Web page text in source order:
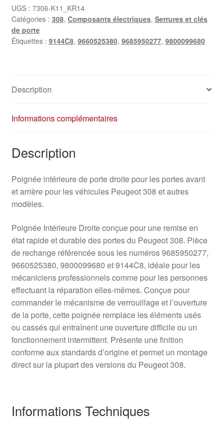
de
porte
droite
Peugeot
9144C8
UGS : 7306-K11_KR14
Catégories : 308, Composants électriques, Serrures et clés
de porte
Étiquettes : 9144C8, 9660525380, 9685950277, 9800099680
Description
Informations complémentaires
Description
Poignée intérieure de porte droite pour les portes avant
et arrière pour les véhicules Peugeot 308 et autres
modèles.
Poignée Intérieure Droite conçue pour une remise en
état rapide et durable des portes du Peugeot 308. Pièce
de rechange référencée sous les numéros 9685950277,
9660525380, 9800099680 et 9144C8, idéale pour les
mécaniciens professionnels comme pour les personnes
effectuant la réparation elles‑mêmes. Conçue pour
commander le mécanisme de verrouillage et l’ouverture
de la porte, cette poignée remplace les éléments usés
ou cassés qui entraînent une ouverture difficile ou un
fonctionnement intermittent. Présente une finition
conforme aux standards d’origine et permet un montage
direct sur la plupart des versions du Peugeot 308.
Informations Techniques